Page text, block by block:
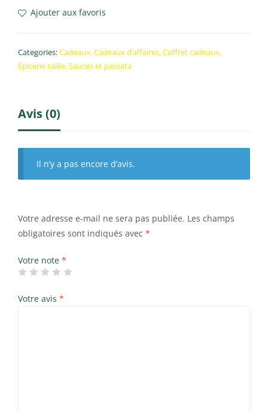
Ajouter aux favoris
Categories:Cadeaux,Cadeaux d’affaires,Coffret cadeaux,
Épicerie salée,Sauces et passata
Avis (0)
Il n’y a pas encore d’avis.
Votre adresse e-mail ne sera pas publiée. Les champs
obligatoires sont indiqués avec *
Votre note *
Votre avis *